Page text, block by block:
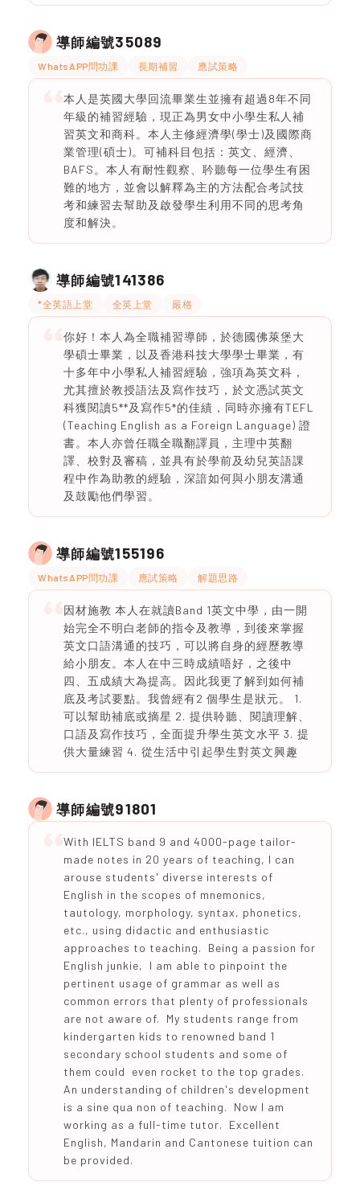
導師編號35089
WhatsAPP問功課 長期補習 應試策略
本人是英國大學回流畢業生並擁有超過8年不同
年級的補習經驗，現正為男女中小學生私人補
習英文和商科。本人主修經濟學(學士)及國際商
業管理(碩士)。可補科目包括：英文、經濟、
BAFS。本人有耐性觀察、耹聽每一位學生有困
難的地方，並會以解釋為主的方法配合考試技
考和練習去幫助及啟發學生利用不同的思考角
度和解決。
導師編號141386
*全英語上堂 全英上堂 嚴格
你好！本人為全職補習導師，於德國佛萊堡大
學碩士畢業，以及香港科技大學學士畢業，有
十多年中小學私人補習經驗，強項為英文科，
尤其擅於教授語法及寫作技巧，於文憑試英文
科獲閱讀5**及寫作5*的佳績，同時亦擁有TEFL
(Teaching English as a Foreign Language) 證
書。本人亦曾任職全職翻譯員，主理中英翻
譯、校對及審稿，並具有於學前及幼兒英語課
程中作為助教的經驗，深諳如何與小朋友溝通
及鼓勵他們學習。
導師編號155196
WhatsAPP問功課 應試策略 解題思路
因材施教 本人在就讀Band 1英文中學，由一開
始完全不明白老師的指令及教導，到後來掌握
英文口語溝通的技巧，可以將自身的經歷教導
給小朋友。本人在中三時成績唔好，之後中
四、五成績大為提高。因此我更了解到如何補
底及考試要點。我曾經有2 個學生是狀元。 1.
可以幫助補底或摘星 2. ⁠提供聆聽、閱讀理解、
口語及寫作技巧，全面提升學生英文水平 3. ⁠提
供大量練習 4. ⁠從生活中引起學生對英文興趣
導師編號91801
With IELTS band 9 and 4000-page tailor-
made notes in 20 years of teaching, I can
arouse students' diverse interests of
English in the scopes of mnemonics,
tautology, morphology, syntax, phonetics,
etc., using didactic and enthusiastic
approaches to teaching. Being a passion for
English junkie, I am able to pinpoint the
pertinent usage of grammar as well as
common errors that plenty of professionals
are not aware of. My students range from
kindergarten kids to renowned band 1
secondary school students and some of
them could even rocket to the top grades.
An understanding of children's development
is a sine qua non of teaching. Now I am
working as a full-time tutor. Excellent
English, Mandarin and Cantonese tuition can
be provided.